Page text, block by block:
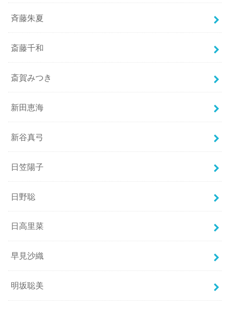
斉藤朱夏
斎藤千和
斎賀みつき
新田恵海
新谷真弓
日笠陽子
日野聡
日高里菜
早見沙織
明坂聡美